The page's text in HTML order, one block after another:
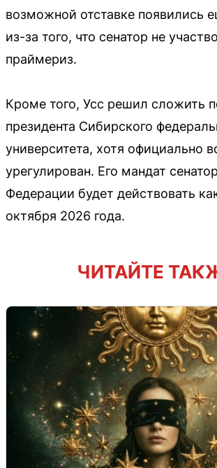
возможной отставке появились
из-за того, что сенатор не
праймериз.
Кроме того, Усс решил сложить
президента Сибирского
университета, хотя официально
урегулирован. Его мандат
Федерации будет действовать
октября 2026 года.
ЧИТАЙТЕ